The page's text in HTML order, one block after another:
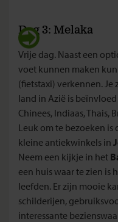
Dag 3: Melaka
Vrije dag. Naast een
voet kunnen maken
(fietstaxi) verkennen. Je
land in Azië is
Chinees, Indiaas, Thais,
Leuk om te bezoeken is
kleine antiekwinkels in
Neem een kijkje in het
een huis waar te zien is
leefden. Er zijn mooie
schilderijen,
interessante